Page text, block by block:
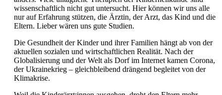
wissenschaftlich nicht gut untersucht. Hier können wir uns alle
nur auf Erfahrung stützen, die Ärztin, der Arzt, das Kind und die
Eltern. Lieber wären uns gute Studien.
Die Gesundheit der Kinder und ihrer Familien hängt ab von der
aktuellen sozialen und wirtschaftlichen Realität. Nach der
Globalisierung und der Welt als Dorf im Internet kamen Corona,
der Ukrainekrieg – gleichbleibend drängend begleitet von der
Klimakrise.